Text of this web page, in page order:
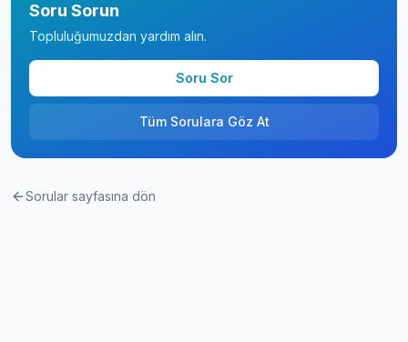
Soru Sorun
Topluluğumuzdan yardım alın.
Soru Sor
Tüm Sorulara Göz At
Sorular sayfasına dön